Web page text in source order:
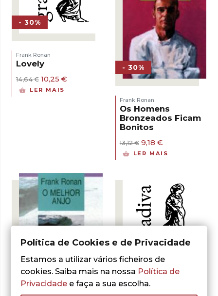
- 30%
Frank Ronan
Lovely
14,64€ O
preço
10,25 €
LER MAIS
- 30%
Frank Ronan
Os Homens
Bronzeados Ficam
Bonitos
13,12€ O
preço
9,18 €O
preço
LER MAIS
- 30%
- 30%
A Comunidade
Política de Cookies e de Privacidade
Estamos a utilizar vários ficheiros de
cookies. Saiba mais na nossa Política de
Privacidade e faça a sua escolha.